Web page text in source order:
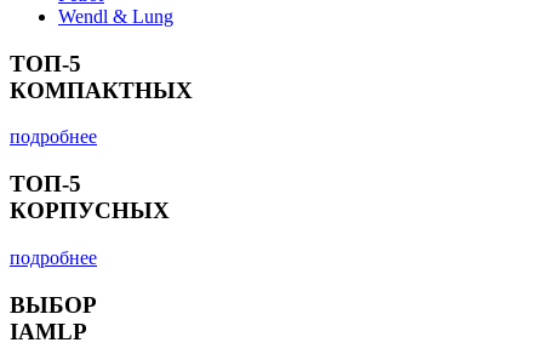
Wendl & Lung
ТОП-5
КОМПАКТНЫХ
подробнее
ТОП-5
КОРПУСНЫХ
подробнее
ВЫБОР
IAMLP